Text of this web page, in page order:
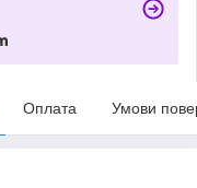
Оплата Умови